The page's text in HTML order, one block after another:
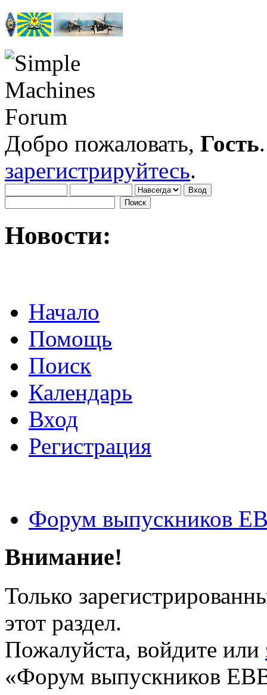
Добро пожаловать, Гость
зарегистрируйтесь.
Новости:
Начало
Помощь
Поиск
Календарь
Вход
Регистрация
Форум выпускников
Внимание!
Только
этот раздел.
Пожалуйста, войдите или
«Форум выпускников